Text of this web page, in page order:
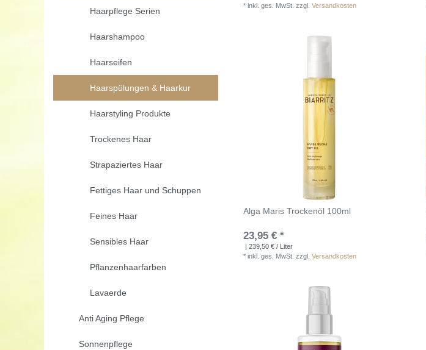
Haarpflege Serien
Haarshampoo
Haarseifen
Haarspülungen & Haarkur
Haarstyling Produkte
Trockenes Haar
Strapaziertes Haar
Fettiges Haar und Schuppen
Feines Haar
Sensibles Haar
Pflanzenhaarfarben
Lavaerde
Anti Aging Pflege
Sonnenpflege
*inkl. ges. MwSt. zzgl.Versandkosten
Alga Maris Trockenöl 100ml
23,95 € *
| 239,50 € / Liter
*inkl. ges. MwSt. zzgl.Versandkosten